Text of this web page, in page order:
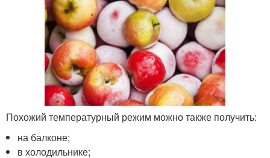
Похожий температурный режим можно также получить:
на балконе;
в холодильнике;